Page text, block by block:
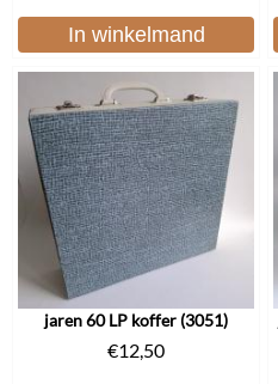
In winkelmand
jaren 60 LP koffer (3051)
€12,50